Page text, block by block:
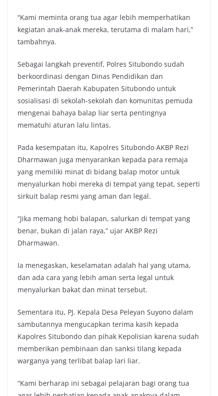
“Kami meminta orang tua agar lebih memperhatikan
kegiatan anak-anak mereka, terutama di malam hari,”
tambahnya.
Sebagai langkah preventif, Polres Situbondo sudah
berkoordinasi dengan Dinas Pendidikan dan
Pemerintah Daerah Kabupaten Situbondo untuk
sosialisasi di sekolah-sekolah dan komunitas pemuda
mengenai bahaya balap liar serta pentingnya
mematuhi aturan lalu lintas.
Pada kesempatan itu, Kapolres Situbondo AKBP Rezi
Dharmawan juga menyarankan kepada para remaja
yang memiliki minat di bidang balap motor untuk
menyalurkan hobi mereka di tempat yang tepat, seperti
sirkuit balap resmi yang aman dan legal.
“Jika memang hobi balapan, salurkan di tempat yang
benar, bukan di jalan raya,” ujar AKBP Rezi
Dharmawan.
Ia menegaskan, keselamatan adalah hal yang utama,
dan ada cara yang lebih aman serta legal untuk
menyalurkan bakat dan minat tersebut.
Sementara itu, PJ. Kepala Desa Peleyan Suyono dalam
sambutannya mengucapkan terima kasih kepada
Kapolres Situbondo dan pihak Kepolisian karena sudah
memberikan pembinaan dan sanksi tilang kepada
warganya yang terlibat balap lari liar.
“Kami berharap ini sebagai pelajaran bagi orang tua